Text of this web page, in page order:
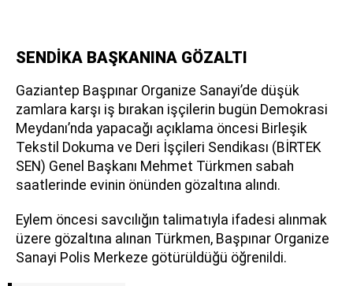
SENDİKA BAŞKANINA GÖZALTI
Gaziantep Başpınar Organize Sanayi’de düşük
zamlara karşı iş bırakan işçilerin bugün Demokrasi
Meydanı’nda yapacağı açıklama öncesi Birleşik
Tekstil Dokuma ve Deri İşçileri Sendikası (BİRTEK
SEN) Genel Başkanı Mehmet Türkmen sabah
saatlerinde evinin önünden gözaltına alındı.
Eylem öncesi savcılığın talimatıyla ifadesi alınmak
üzere gözaltına alınan Türkmen, Başpınar Organize
Sanayi Polis Merkeze götürüldüğü öğrenildi.